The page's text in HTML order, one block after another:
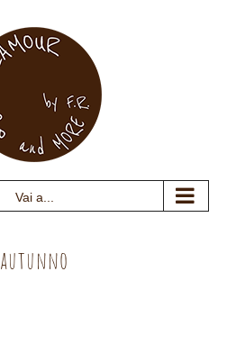
Vai a...
autunno